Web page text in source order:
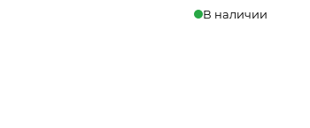
В наличии